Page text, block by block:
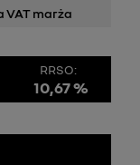
VAT marża
RRSO:
10,67 %